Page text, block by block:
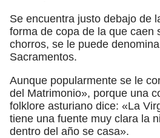
Se encuentra justo debajo de
forma de copa de la que caen
chorros, se le puede
Sacramentos.
Aunque popularmente se le
del Matrimonio», porque una
folklore asturiano dice: «La
tiene una fuente muy clara la
dentro del año se casa».